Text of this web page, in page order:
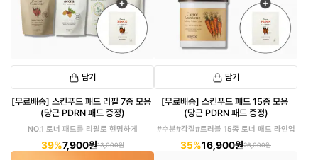
담기
[무료배송] 스킨푸드 패드 리필 7종 모음
(당근 PDRN 패드 증정)
NO.1 토너 패드를 리필로 현명하게
39%7,900원13,000원
담기
[무료배송] 스킨푸드 패드 15종 모음
(당근 PDRN 패드 증정)
#수분#각질#트러블 15종 토너 패드 라인업
35%16,900원26,000원